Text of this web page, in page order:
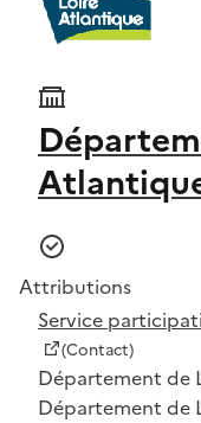
Attributions
Service
(Contact)
Département de
Département de